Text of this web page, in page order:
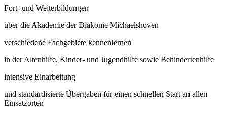
Fort- und Weiterbildungen
über die Akademie der Diakonie Michaelshoven
verschiedene Fach­gebiete kennen­lernen
in der Alten­hilfe, Kinder- und Jugend­hilfe sowie Behinderten­hilfe
intensive Einarbeitung
und standardisierte Über­gaben für einen schnellen Start an allen
Einsatz­orten